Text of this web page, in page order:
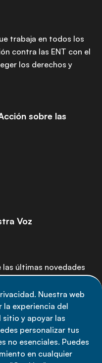
Nuestra web
experiencia del
sitio y apoyar las
personalizar tus
no esenciales. Puedes
en cualquier
trabaja en todos los
contra las ENT con el
los derechos y
sobre las
Voz
últimas novedades